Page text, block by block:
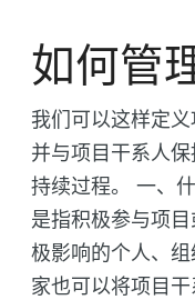
如何管
我们可以这样定
并与项目干系人
持续过程。 一、
是指积极参与项
极影响的个人、
家也可以将项目